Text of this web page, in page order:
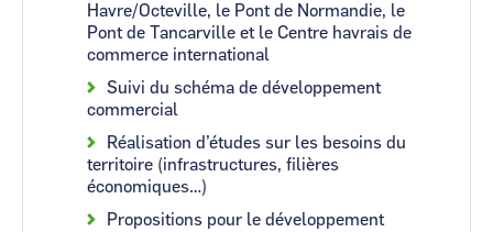
Havre/Octeville, le Pont de Normandie, le
Pont de Tancarville et le Centre havrais de
commerce international
Suivi du schéma de développement
commercial
Réalisation d’études sur les besoins du
territoire (infrastructures, filières
économiques…)
Propositions pour le développement